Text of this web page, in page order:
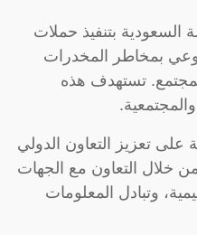
السعودية بتنفيذ حملات
بمخاطر المخدرات
تستهدف هذه
على تعزيز التعاون الدولي
خلال التعاون مع الجهات
وتبادل المعلومات